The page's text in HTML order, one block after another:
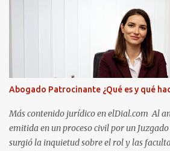
Abogado Patrocinante ¿Qué es y qué
Más contenido jurídico en elDial.com Al
emitida en un proceso civil por un
surgió la inquietud sobre el rol y las